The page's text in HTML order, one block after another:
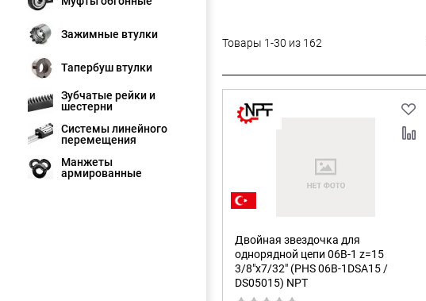
Зажимные втулки
Тапербуш втулки
Зубчатые рейки и
шестерни
Системы линейного
перемещения
Манжеты
армированные
Товары 1-30 из 162
Двойная звездочка для
однорядной цепи 06B-1 z=15
3/8"x7/32" (PHS 06B-1DSA15 /
DS05015) NPT